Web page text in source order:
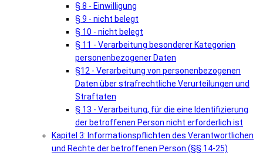
§ 8 - Einwilligung
§ 9 - nicht belegt
§ 10 - nicht belegt
§ 11 - Verarbeitung besonderer Kategorien
personenbezogener Daten
§12 - Verarbeitung von personenbezogenen
Daten über strafrechtliche Verurteilungen und
Straftaten
§ 13 - Verarbeitung, für die eine Identifizierung
der betroffenen Person nicht erforderlich ist
Kapitel 3: Informationspflichten des Verantwortlichen
und Rechte der betroffenen Person (§§ 14-25)